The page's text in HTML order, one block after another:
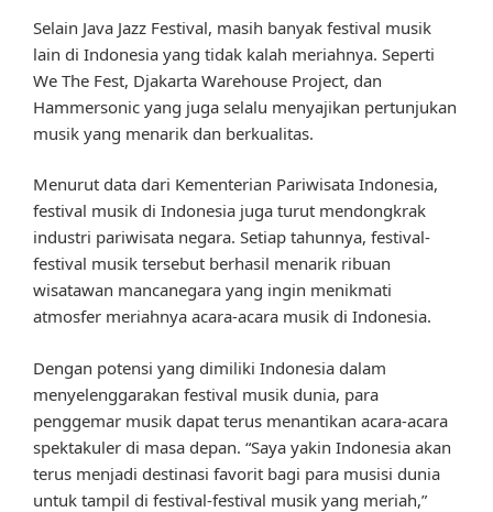
Selain Java Jazz Festival, masih banyak festival musik
lain di Indonesia yang tidak kalah meriahnya. Seperti
We The Fest, Djakarta Warehouse Project, dan
Hammersonic yang juga selalu menyajikan pertunjukan
musik yang menarik dan berkualitas.
Menurut data dari Kementerian Pariwisata Indonesia,
festival musik di Indonesia juga turut mendongkrak
industri pariwisata negara. Setiap tahunnya, festival-
festival musik tersebut berhasil menarik ribuan
wisatawan mancanegara yang ingin menikmati
atmosfer meriahnya acara-acara musik di Indonesia.
Dengan potensi yang dimiliki Indonesia dalam
menyelenggarakan festival musik dunia, para
penggemar musik dapat terus menantikan acara-acara
spektakuler di masa depan. “Saya yakin Indonesia akan
terus menjadi destinasi favorit bagi para musisi dunia
untuk tampil di festival-festival musik yang meriah,”